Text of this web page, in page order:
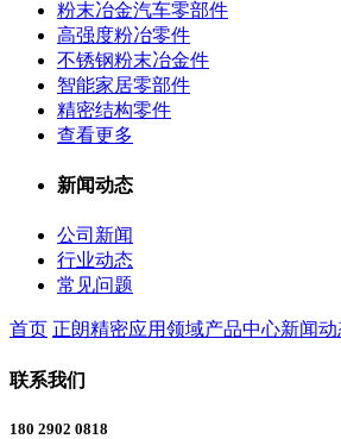
粉末冶金汽车零部件
高强度粉冶零件
不锈钢粉末冶金件
智能家居零部件
精密结构零件
查看更多
新闻动态
公司新闻
行业动态
常见问题
首页 正朗精密应用领域产品中心新闻
联系我们
180 2902 0818